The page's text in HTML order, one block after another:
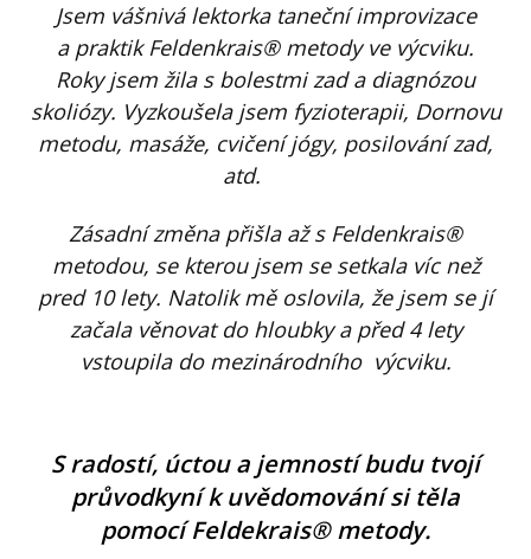
Jsem vášnivá lektorka taneční improvizace
a praktik Feldenkrais® metody ve výcviku.
Roky jsem žila s bolestmi zad a diagnózou
skoliózy. Vyzkoušela jsem fyzioterapii, Dornovu
metodu, masáže, cvičení jógy, posilování zad,
atd.
Zásadní změna přišla až s Feldenkrais®
metodou, se kterou jsem se setkala víc než
pred 10 lety. Natolik mě oslovila, že jsem se jí
začalavěnovat do hloubky a před 4 lety
vstoupila do mezinárodního výcviku.
S radostí, úctou a jemností budu tvojí
průvodkyní k uvědomování si těla
pomocí Feldekrais® metody.